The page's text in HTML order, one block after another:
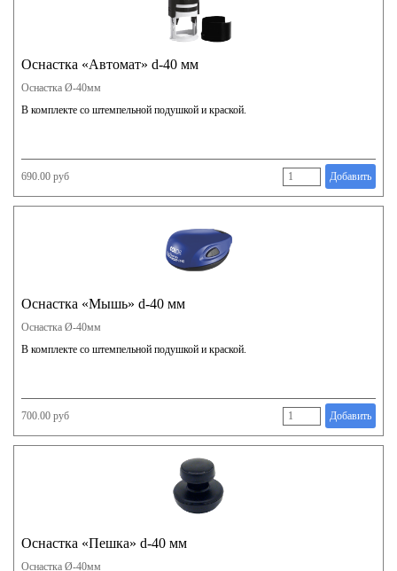
Оснастка «Автомат» d-40 мм
Оснастка Ø-40мм
В комплекте со штемпельной подушкой и краской.
690.00 руб Добавить
Оснастка «Мышь» d-40 мм
Оснастка Ø-40мм
В комплекте со штемпельной подушкой и краской.
700.00 руб Добавить
Оснастка «Пешка» d-40 мм
Оснастка Ø-40мм